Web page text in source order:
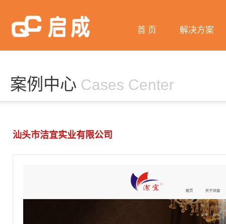
首 页 解决方案
案例中心 Cases Center
汕头市洁宜实业有限公司